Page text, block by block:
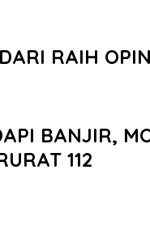
RAIH
BANJIR,
112